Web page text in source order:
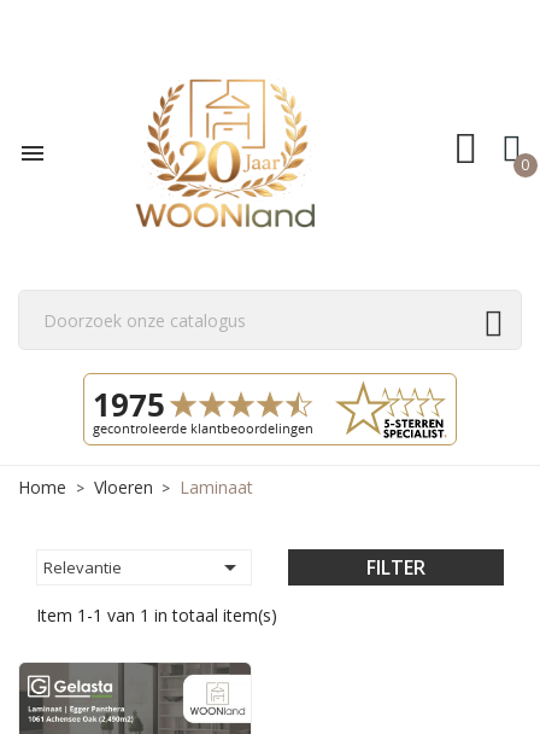
 0
Home Vloeren Laminaat
Relevantie  FILTER
Item 1-1 van 1 in totaal item(s)